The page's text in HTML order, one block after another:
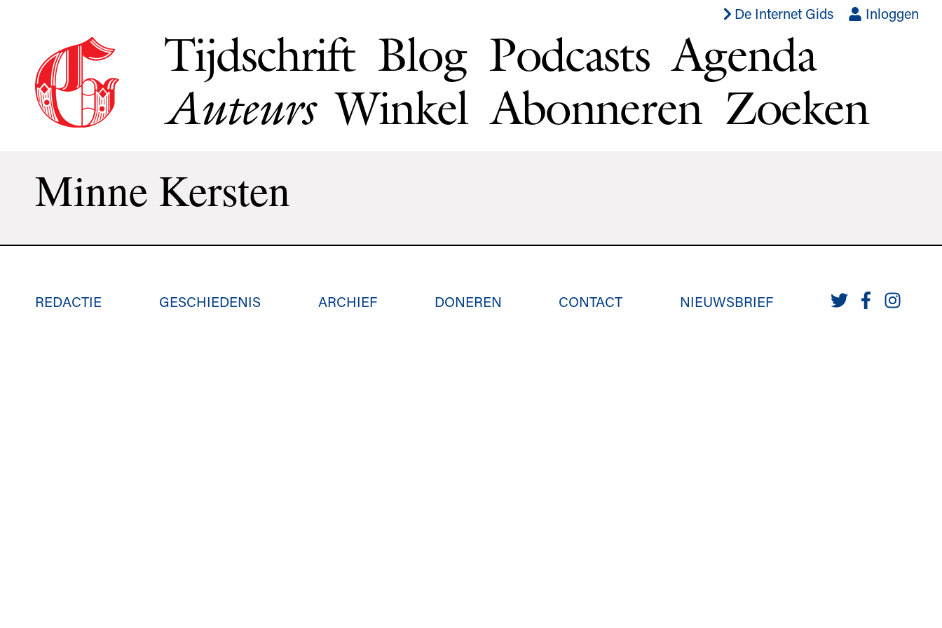
De Internet Gids Inloggen
Tijdschrift Blog Podcasts Agenda
Auteurs Winkel Abonneren Zoeken
Minne Kersten
REDACTIE GESCHIEDENIS ARCHIEF DONEREN CONTACT NIEUWSBRIEF